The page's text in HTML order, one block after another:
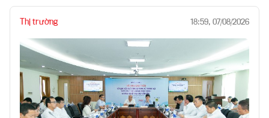
Thị trường 18:59, 07/08/2026